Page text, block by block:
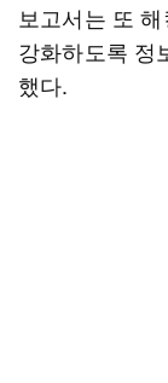
보고서는 또
강화하도록 정
했다.